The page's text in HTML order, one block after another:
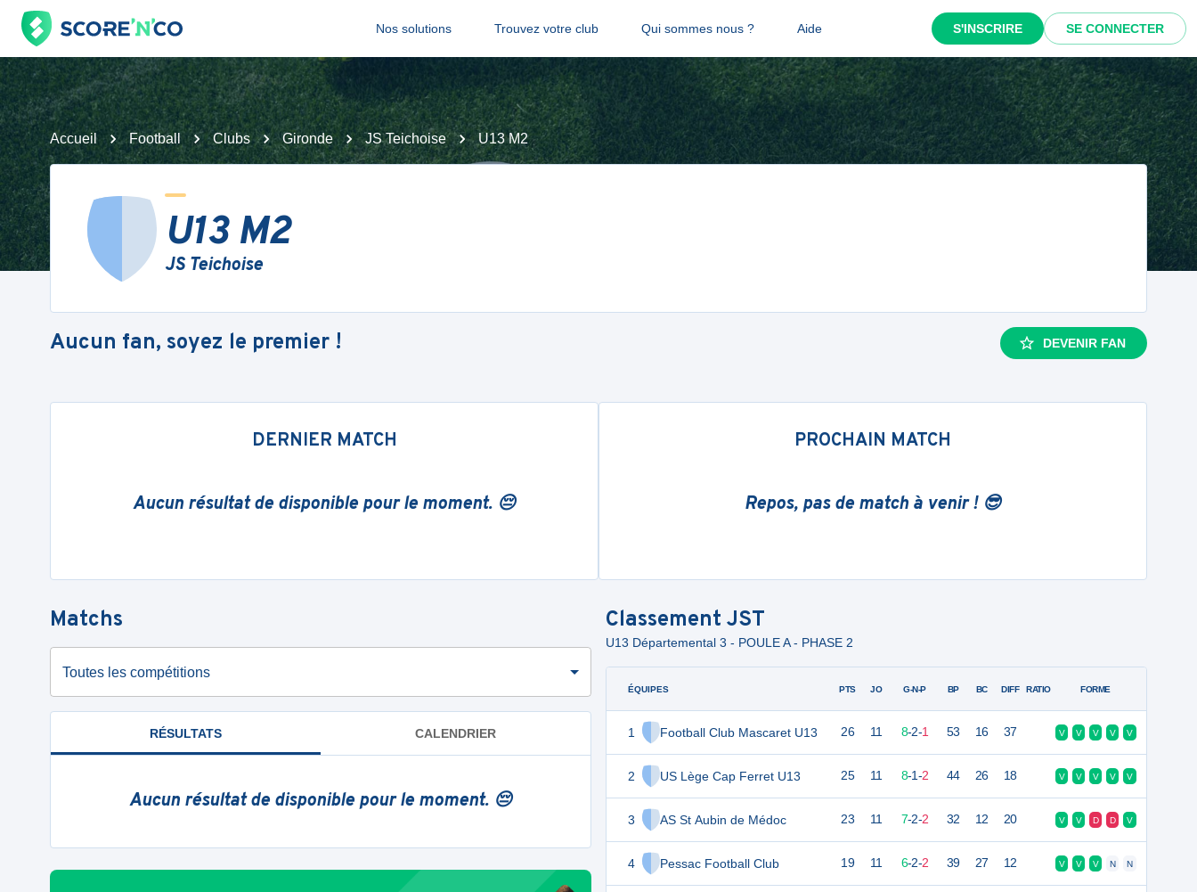
Nos solutions Trouvez votre club Qui sommes nous ? Aide S'INSCRIRE SE CONNECTER
Accueil Football Clubs Gironde JS Teichoise U13 M2
U13 M2
JS Teichoise
Aucun fan, soyez le premier ! DEVENIR FAN
DERNIER MATCH
Aucun résultat de disponible pour le moment. 😔
PROCHAIN MATCH
Repos, pas de match à venir ! 😎
Matchs
Toutes les compétitions
RÉSULTATS CALENDRIER
Aucun résultat de disponible pour le moment. 😔
Classement JST
U13 Départemental 3 - POULE A - PHASE 2
ÉQUIPES
1 Football Club Mascaret U13
2 US Lège Cap Ferret U13
3 AS St Aubin de Médoc
4 Pessac Football Club
PTS JO G-N-P BP BC DIFF RATIO FORME
26 11 8-2-1 53 16 37 V V V V V
25 11 8-1-2 44 26 18 V V V V V
23 11 7-2-2 32 12 20 V V D D V
19 11 6-2-2 39 27 12 V V V N N